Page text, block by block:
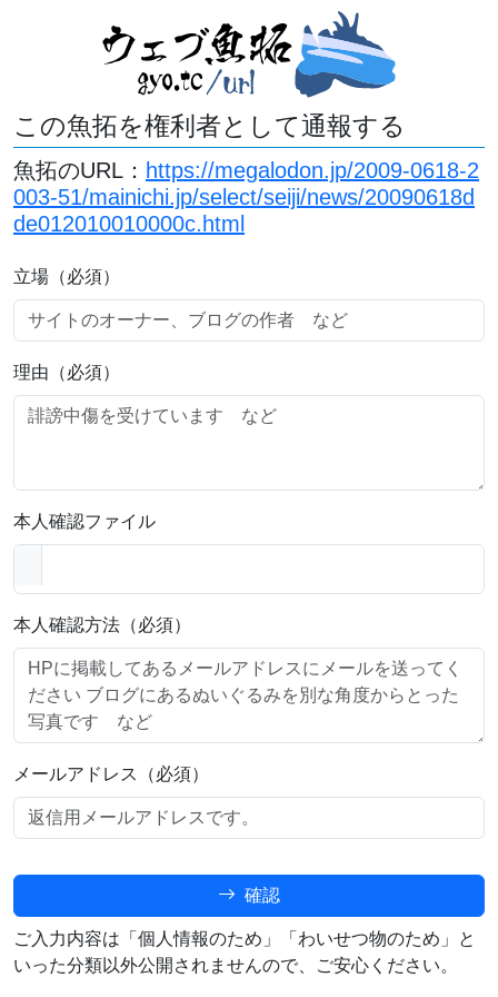
この魚拓を権利者として通報する
魚拓のURL： https://megalodon.jp/2009-0618-2
003-51/mainichi.jp/select/seiji/news/20090618d
de012010010000c.html
立場（必須）
理由（必須）
本人確認ファイル
本人確認方法（必須）
メールアドレス（必須）
確認
ご入力内容は「個人情報のため」「わいせつ物のため」と
いった分類以外公開されませんので、ご安心ください。